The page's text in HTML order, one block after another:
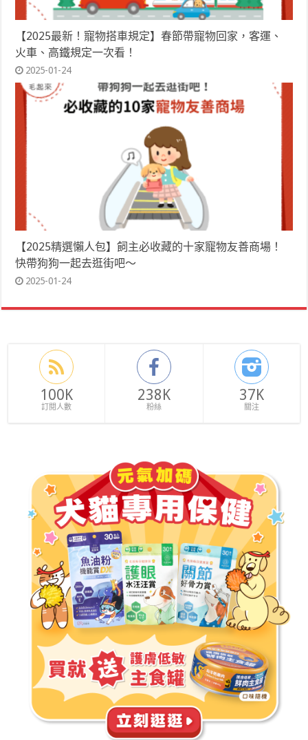
【2025最新！寵物搭車規定】春節帶寵物回家，客運、
火車、高鐵規定一次看！
2025-01-24
【2025精選懶人包】飼主必收藏的十家寵物友善商場！
快帶狗狗一起去逛街吧～
2025-01-24
100K
訂閱人數
238K
粉絲
37K
關注